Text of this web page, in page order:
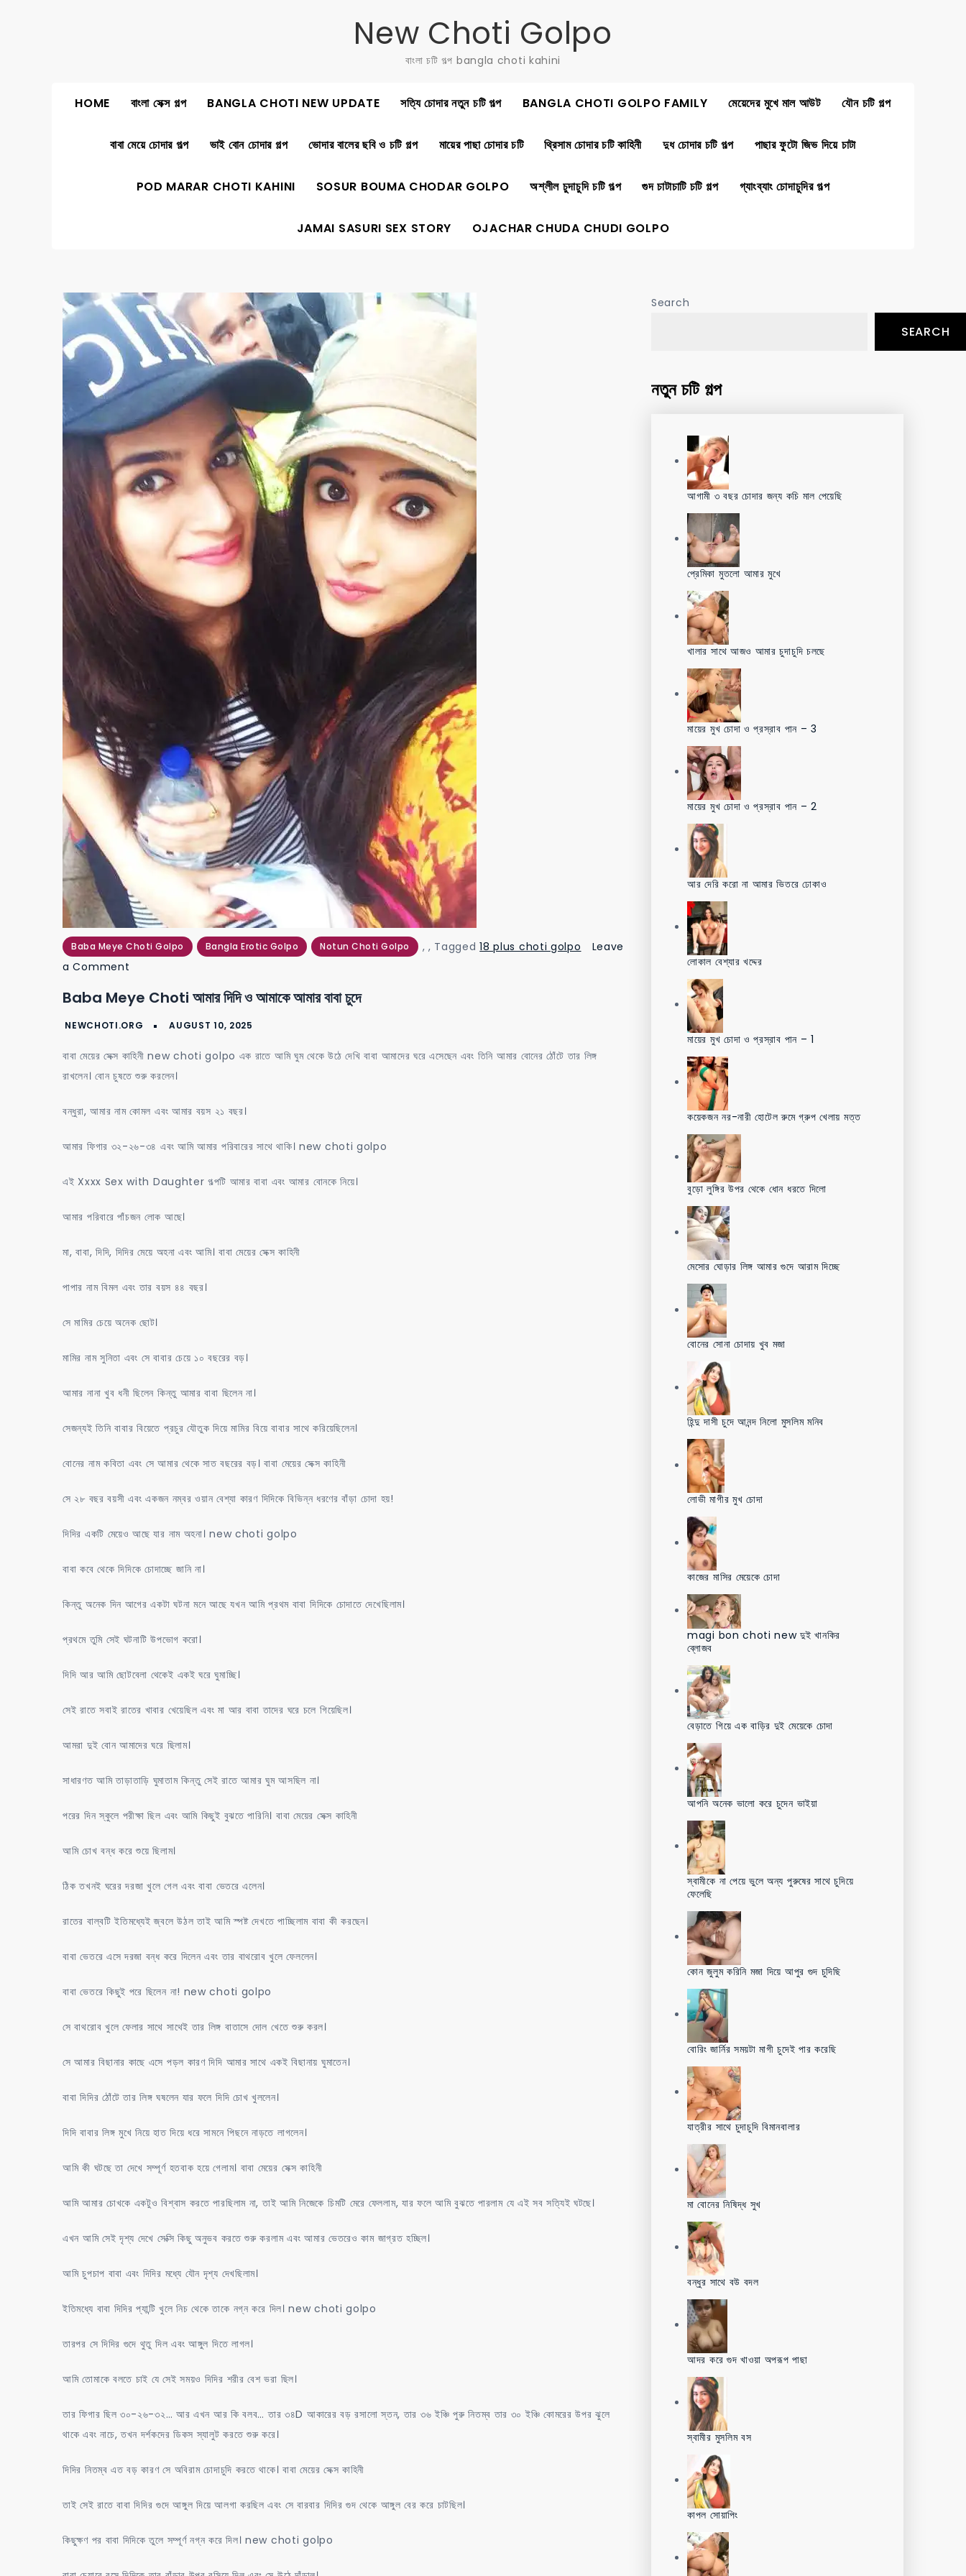
New Choti Golpo
বাংলা চটি গল্প bangla choti kahini
HOME বাংলা সেক্স গল্প BANGLA CHOTI NEW UPDATE সত্যি চোদার নতুন চটি গল্প BANGLA CHOTI GOLPO FAMILY মেয়েদের মুখে মাল আউট যৌন চটি গল্প
বাবা মেয়ে চোদার গল্প ভাই বোন চোদার গল্প ভোদার বালের ছবি ও চটি গল্প মায়ের পাছা চোদার চটি থ্রিসাম চোদার চটি কাহিনী দুধ চোদার চটি গল্প পাছার ফুটো জিভ দিয়ে চাটা
POD MARAR CHOTI KAHINI SOSUR BOUMA CHODAR GOLPO অশ্লীল চুদাচুদি চটি গল্প গুদ চাটাচাটি চটি গল্প গ্যাংব্যাং চোদাচুদির গল্প
JAMAI SASURI SEX STORY OJACHAR CHUDA CHUDI GOLPO
Baba Meye Choti Golpo ,
Bangla Erotic Golpo ,
Notun Choti Golpo Tagged18 plus choti golpo
Leave
a Comment
meye
choti
আমাকে
বাবা
Baba Meye Choti আমার দিদি ও আমাকে আমার বাবা চুদে
বাবা মেয়ের সেক্স কাহিনী new choti golpo এক রাতে আমি ঘুম থেকে উঠে দেখি বাবা আমাদের ঘরে এসেছেন এবং তিনি আমার বোনের ঠোঁটে তার লিঙ্গ
রাখলেন। বোন চুষতে শুরু করলেন।
বন্ধুরা, আমার নাম কোমল এবং আমার বয়স ২১ বছর।
আমার ফিগার ৩২-২৬-৩৪ এবং আমি আমার পরিবারের সাথে থাকি। new choti golpo
এই Xxxx Sex with Daughter গল্পটি আমার বাবা এবং আমার বোনকে নিয়ে।
আমার পরিবারে পাঁচজন লোক আছে।
মা, বাবা, দিদি, দিদির মেয়ে অহনা এবং আমি। বাবা মেয়ের সেক্স কাহিনী
পাপার নাম বিমল এবং তার বয়স ৪৪ বছর।
সে মামির চেয়ে অনেক ছোট।
মামির নাম সুনিতা এবং সে বাবার চেয়ে ১০ বছরের বড়।
আমার নানা খুব ধনী ছিলেন কিন্তু আমার বাবা ছিলেন না।
সেজন্যই তিনি বাবার বিয়েতে প্রচুর যৌতুক দিয়ে মামির বিয়ে বাবার সাথে করিয়েছিলেন।
বোনের নাম কবিতা এবং সে আমার থেকে সাত বছরের বড়। বাবা মেয়ের সেক্স কাহিনী
সে ২৮ বছর বয়সী এবং একজন নম্বর ওয়ান বেশ্যা কারণ দিদিকে বিভিন্ন ধরণের বাঁড়া চোদা হয়!
দিদির একটি মেয়েও আছে যার নাম অহনা। new choti golpo
বাবা কবে থেকে দিদিকে চোদাচ্ছে জানি না।
কিন্তু অনেক দিন আগের একটা ঘটনা মনে আছে যখন আমি প্রথম বাবা দিদিকে চোদাতে দেখেছিলাম।
প্রথমে তুমি সেই ঘটনাটি উপভোগ করো।
দিদি আর আমি ছোটবেলা থেকেই একই ঘরে ঘুমাচ্ছি।
সেই রাতে সবাই রাতের খাবার খেয়েছিল এবং মা আর বাবা তাদের ঘরে চলে গিয়েছিল।
আমরা দুই বোন আমাদের ঘরে ছিলাম।
সাধারণত আমি তাড়াতাড়ি ঘুমাতাম কিন্তু সেই রাতে আমার ঘুম আসছিল না।
পরের দিন স্কুলে পরীক্ষা ছিল এবং আমি কিছুই বুঝতে পারিনি। বাবা মেয়ের সেক্স কাহিনী
আমি চোখ বন্ধ করে শুয়ে ছিলাম।
ঠিক তখনই ঘরের দরজা খুলে গেল এবং বাবা ভেতরে এলেন।
রাতের বাল্বটি ইতিমধ্যেই জ্বলে উঠল তাই আমি স্পষ্ট দেখতে পাচ্ছিলাম বাবা কী করছেন।
বাবা ভেতরে এসে দরজা বন্ধ করে দিলেন এবং তার বাথরোব খুলে ফেললেন।
বাবা ভেতরে কিছুই পরে ছিলেন না! new choti golpo
সে বাথরোব খুলে ফেলার সাথে সাথেই তার লিঙ্গ বাতাসে দোল খেতে শুরু করল।
সে আমার বিছানার কাছে এসে পড়ল কারণ দিদি আমার সাথে একই বিছানায় ঘুমাতেন।
বাবা দিদির ঠোঁটে তার লিঙ্গ ঘষলেন যার ফলে দিদি চোখ খুললেন।
দিদি বাবার লিঙ্গ মুখে নিয়ে হাত দিয়ে ধরে সামনে পিছনে নাড়তে লাগলেন।
আমি কী ঘটছে তা দেখে সম্পূর্ণ হতবাক হয়ে গেলাম। বাবা মেয়ের সেক্স কাহিনী
আমি আমার চোখকে একটুও বিশ্বাস করতে পারছিলাম না, তাই আমি নিজেকে চিমটি মেরে ফেললাম, যার ফলে আমি বুঝতে পারলাম যে এই সব সত্যিই ঘটছে।
এখন আমি সেই দৃশ্য দেখে সেক্সি কিছু অনুভব করতে শুরু করলাম এবং আমার ভেতরেও কাম জাগ্রত হচ্ছিল।
আমি চুপচাপ বাবা এবং দিদির মধ্যে যৌন দৃশ্য দেখছিলাম।
ইতিমধ্যে বাবা দিদির প্যান্টি খুলে নিচ থেকে তাকে নগ্ন করে দিল। new choti golpo
তারপর সে দিদির গুদে থুতু দিল এবং আঙ্গুল দিতে লাগল।
আমি তোমাকে বলতে চাই যে সেই সময়ও দিদির শরীর বেশ ভরা ছিল।
তার ফিগার ছিল ৩০-২৬-৩২… আর এখন আর কি বলব… তার ৩৪D আকারের বড় রসালো স্তন, তার ৩৬ ইঞ্চি পুরু নিতম্ব তার ৩০ ইঞ্চি কোমরের উপর ঝুলে
থাকে এবং নাচে, তখন দর্শকদের ডিকস স্যালুট করতে শুরু করে।
দিদির নিতম্ব এত বড় কারণ সে অবিরাম চোদাচুদি করতে থাকে। বাবা মেয়ের সেক্স কাহিনী
তাই সেই রাতে বাবা দিদির গুদে আঙ্গুল দিয়ে আলগা করছিল এবং সে বারবার দিদির গুদ থেকে আঙ্গুল বের করে চাটছিল।
কিছুক্ষণ পর বাবা দিদিকে তুলে সম্পূর্ণ নগ্ন করে দিল। new choti golpo
Search
SEARCH
নতুন চটি গল্প
আগামী ৩ বছর চোদার জন্য কচি মাল পেয়েছি
প্রেমিকা মুতলো আমার মুখে
খালার সাথে আজও আমার চুদাচুদি চলছে
মায়ের মুখ চোদা ও প্রস্রাব পান – 3
মায়ের মুখ চোদা ও প্রস্রাব পান – 2
আর দেরি করো না আমার ভিতরে ঢোকাও
লোকাল বেশ্যার খদ্দের
মায়ের মুখ চোদা ও প্রস্রাব পান – 1
কয়েকজন নর-নারী হোটেল রুমে গ্রুপ খেলায় মত্ত
বুড়ো লুঙ্গির উপর থেকে ধোন ধরতে দিলো
মেসোর ঘোড়ার লিঙ্গ আমার গুদে আরাম দিচ্ছে
বোনের সোনা চোদায় খুব মজা
হিন্দু দাসী চুদে আনন্দ নিলো মুসলিম মনিব
লোভী মাগীর মুখ চোদা
কাজের মাসির মেয়েকে চোদা
magi bon choti new দুই খানকির
ব্লোজব
বেড়াতে গিয়ে এক বাড়ির দুই মেয়েকে চোদা
আপনি অনেক ভালো করে চুদেন ভাইয়া
স্বামীকে না পেয়ে ভুলে অন্য পুরুষের সাথে চুদিয়ে
ফেলেছি
কোন জুলুম করিনি মজা দিয়ে আপুর গুদ চুদিছি
বোরিং জার্নির সময়টা মাগী চুদেই পার করেছি
যাত্রীর সাথে চুদাচুদি বিমানবালার
মা বোনের নিষিদ্ধ সুখ
বন্ধুর সাথে বউ বদল
আদর করে গুদ খাওয়া অপরূপ পাছা
স্বামীর মুসলিম বস
কাপল সোয়াপিং